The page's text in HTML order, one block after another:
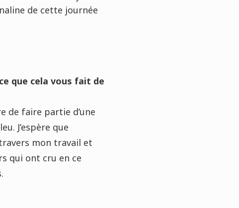
de cette journée
que cela vous fait de
de faire partie d’une
J’espère que
mon travail et
qui ont cru en ce